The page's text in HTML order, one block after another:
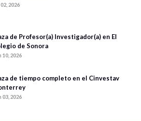
2026
de Profesor(a) Investigador(a) en El
de Sonora
10, 2026
de tiempo completo en el Cinvestav
03, 2026